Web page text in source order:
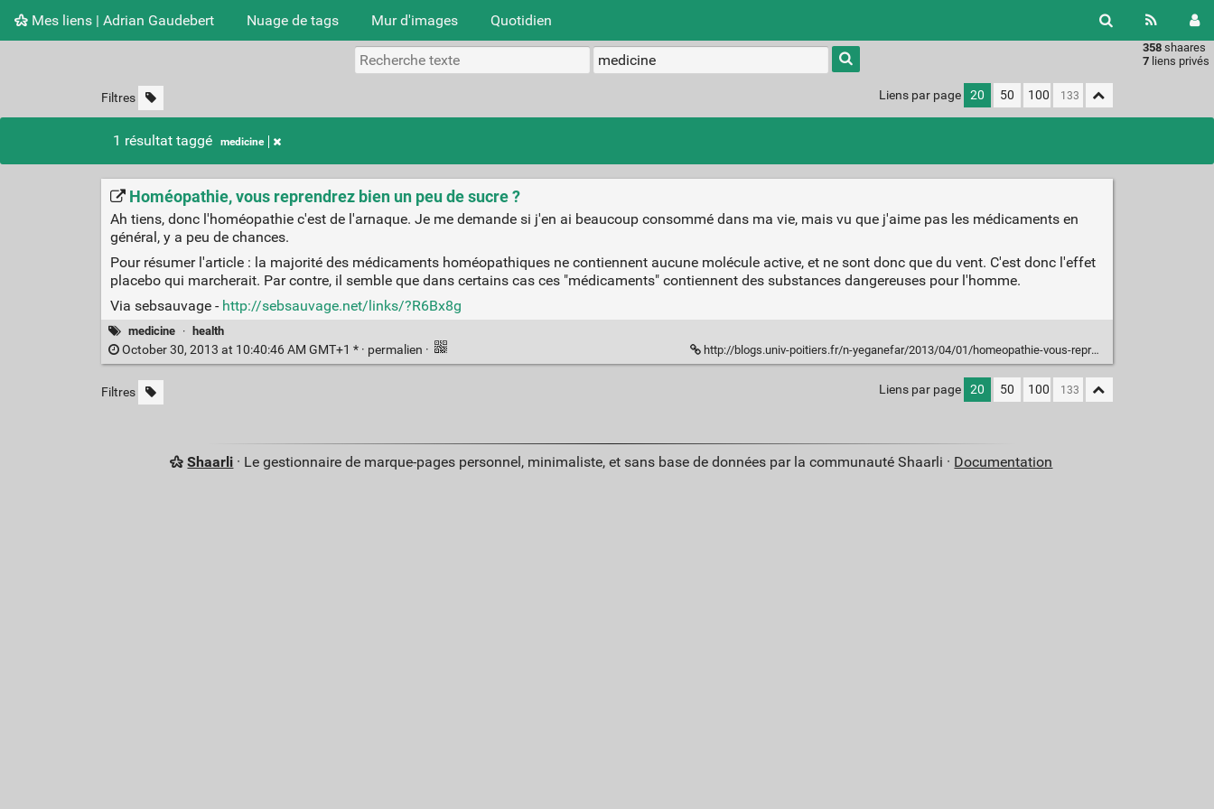
Mes liens | Adrian Gaudebert Nuage de tags Mur d'images Quotidien
358 shaares
7 liens privés
Type 1 or
more
characters
results.
Filtres Liens par page 20 50 100
1 résultat taggé medicine
Homéopathie, vous reprendrez bien un peu de sucre ?
Ah tiens, donc l'homéopathie c'est de l'arnaque. Je me demande si j'en ai beaucoup consommé dans ma vie, mais vu que j'aime pas les médicaments en
général, y a peu de chances.
Pour résumer l'article : la majorité des médicaments homéopathiques ne contiennent aucune molécule active, et ne sont donc que du vent. C'est donc l'effet
placebo qui marcherait. Par contre, il semble que dans certains cas ces "médicaments" contiennent des substances dangereuses pour l'homme.
Via sebsauvage - http://sebsauvage.net/links/?R6Bx8g
medicine · health
October 30, 2013 at 10:40:46 AM GMT+1 * · permalien · http://blogs.univ-poitiers.fr/n-yeganefar/2013/04/01/homeopathie-vous-reprendrez-bien-un-peu-de-sucre/
Filtres Liens par page 20 50 100
Shaarli · Le gestionnaire de marque-pages personnel, minimaliste, et sans base de données par la communauté Shaarli · Documentation